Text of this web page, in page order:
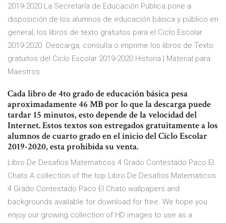
2019-2020 La Secretaría de Educación Publica pone a
disposición de los alumnos de educación básica y público en
general, los libros de texto gratuitos para el Ciclo Escolar
2019-2020. Descarga, consulta o imprime los libros de Texto
gratuitos del Ciclo Escolar 2019-2020 Historia | Material para
Maestros
Cada libro de 4to grado de educación básica pesa
aproximadamente 46 MB por lo que la descarga puede
tardar 15 minutos, esto depende de la velocidad del
Internet. Estos textos son estregados gratuitamente a los
alumnos de cuarto grado en el inicio del Ciclo Escolar
2019-2020, esta prohibida su venta.
Libro De Desafios Matematicos 4 Grado Contestado Paco El
Chato A collection of the top Libro De Desafios Matematicos
4 Grado Contestado Paco El Chato wallpapers and
backgrounds available for download for free. We hope you
enjoy our growing collection of HD images to use as a